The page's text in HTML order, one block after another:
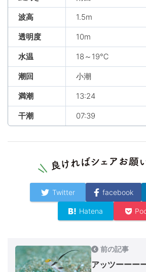
波高 1.5m
透明度 10m
水温 18～19℃
潮回 小潮
満潮 13:24
干潮 07:39
Twitter facebook
Hatena
前の記事
アッツーーー